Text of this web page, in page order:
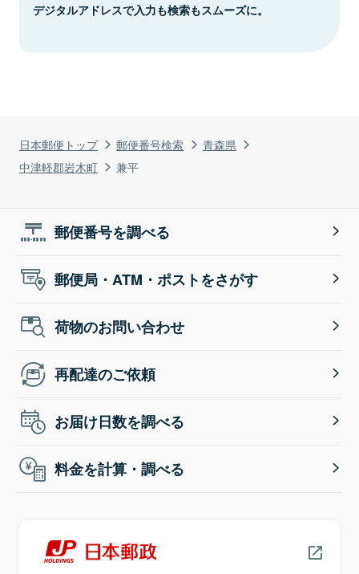
日本郵便トップ 郵便番号検索
青森県
中津軽郡岩木町
兼平
デジタルアドレスで入力も検索もスムーズに。
郵便番号を調べる
郵便局・ATM・ポストをさがす
荷物のお問い合わせ
再配達のご依頼
お届け日数を調べる
料金を計算・調べる